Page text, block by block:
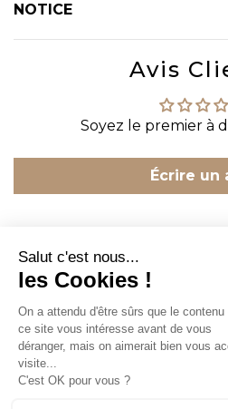
NOTICE
Avis
Soyez le premier à
Écrire un
CONTACT
INFORMATION
EN SAVOIR PLUS